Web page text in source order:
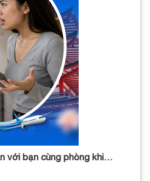
với bạn cùng phòng khi…